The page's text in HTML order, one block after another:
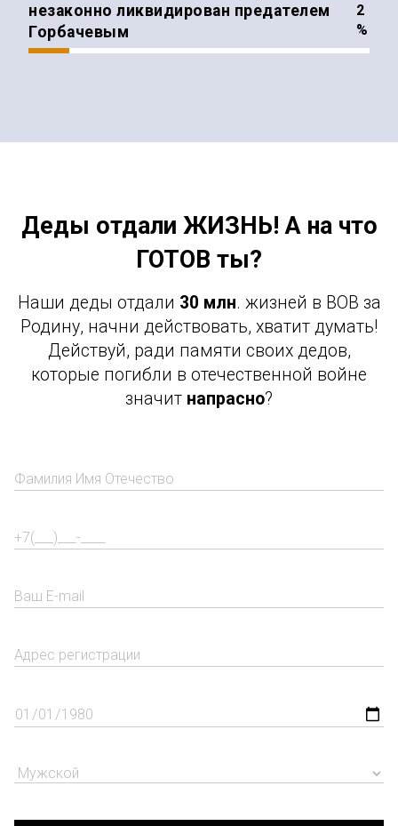
незаконно ликвидирован предателем
Горбачевым
%
Деды отдали ЖИЗНЬ! А на что
ГОТОВ ты?
Наши деды отдали 30 млн. жизней в ВОВ за
Родину, начни действовать, хватит думать!
Действуй, ради памяти своих дедов,
которые погибли в отечественной войне
значит напрасно?